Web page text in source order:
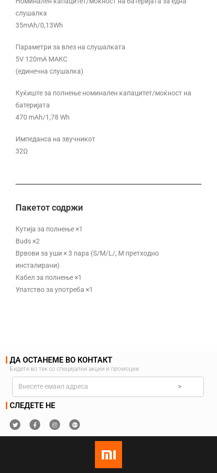
слушалка
35mAh/0,13Wh
Параметри за влез на слушалката
5V 120mA МАКС
(единечна слушалка)
Куќиште за полнење номинален капацитет/моќност на
батеријата
470 mAh/1,78 Wh
Импеданса на звучникот
32Ω
Пакетот содржи
Кутија за полнење ×1
Buds ×2
Врвови за уши × 3 пара (S/M/L/, M претходно
инсталирани)
Кабел за полнење ×1
Упатство за употреба ×1
ДА ОСТАНЕМЕ ВО КОНТАКТ
Бидете во тек со специјални акции и промоции
>
СЛЕДЕТЕ НЕ